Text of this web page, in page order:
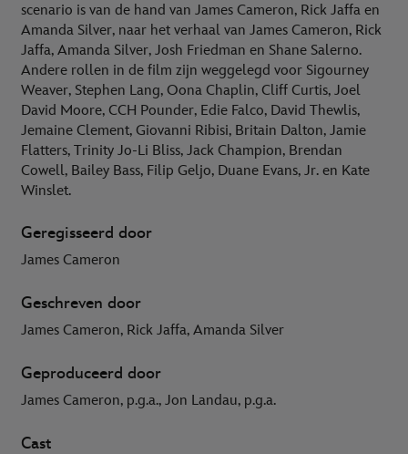
scenario is van de hand van James Cameron, Rick Jaffa en
Amanda Silver, naar het verhaal van James Cameron, Rick
Jaffa, Amanda Silver, Josh Friedman en Shane Salerno.
Andere rollen in de film zijn weggelegd voor Sigourney
Weaver, Stephen Lang, Oona Chaplin, Cliff Curtis, Joel
David Moore, CCH Pounder, Edie Falco, David Thewlis,
Jemaine Clement, Giovanni Ribisi, Britain Dalton, Jamie
Flatters, Trinity Jo-Li Bliss, Jack Champion, Brendan
Cowell, Bailey Bass, Filip Geljo, Duane Evans, Jr. en Kate
Winslet.
Geregisseerd door
James Cameron
Geschreven door
James Cameron, Rick Jaffa, Amanda Silver
Geproduceerd door
James Cameron, p.g.a., Jon Landau, p.g.a.
Cast